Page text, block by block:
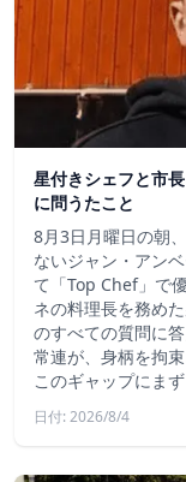
星付きシェフと市
に問うたこと
8月3日月曜日の朝
ないジャン・アン
て「Top Chef」で
ネの料理長を務め
のすべての質問に
常連が、身柄を拘
このギャップにまず
日付: 2026/8/4